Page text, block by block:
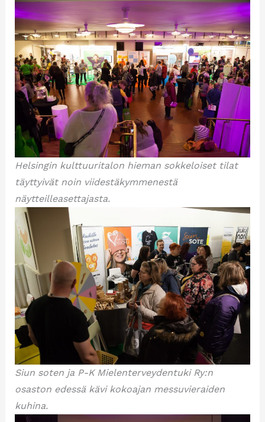
Helsingin kulttuuritalon hieman sokkeloiset tilat
täyttyivät noin viidestäkymmenestä
näytteilleasettajasta.
Siun soten ja P-K Mielenterveydentuki Ry:n
osaston edessä kävi kokoajan messuvieraiden
kuhina.